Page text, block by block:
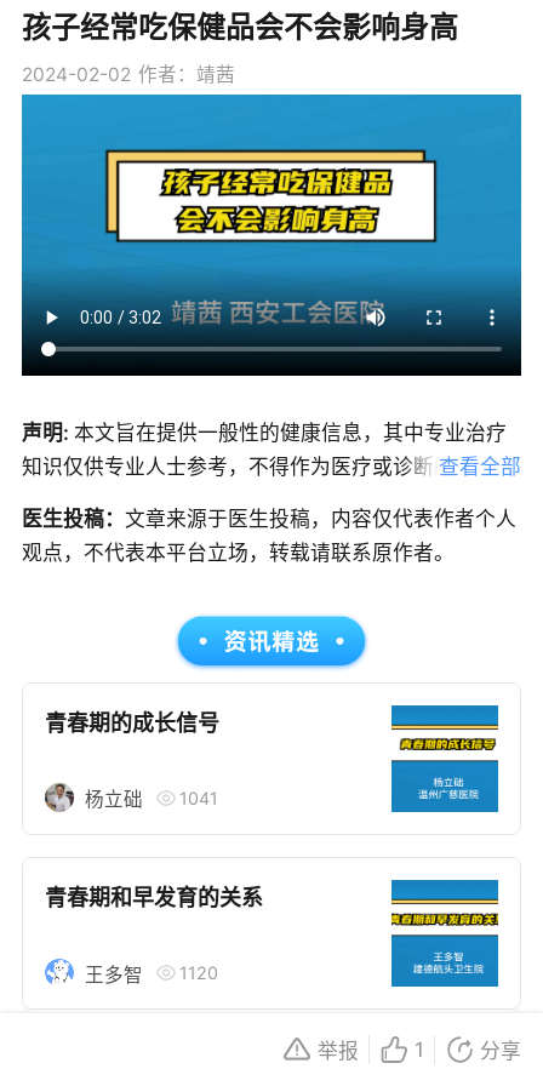
孩子经常吃保健品会不会影响身高
2024-02-02 作者：靖茜
声明: 本文旨在提供一般性的健康信息，其中专业治疗
知识仅供专业人士参考，不得作为医疗或诊断的依据，
息的准确性，但本文中的信息可能不全面，也可能不适
用于所有个体的特定健康状况。读者在做出任何健康决
采取的任何行动，本文作者、出版方或任何相关第三方
不承担任何责任。若身体不适或需要咨询专业医疗问
题，请前往专业医疗机构或咨询专业的医疗人员。
查看全部
医生投稿： 文章来源于医生投稿，内容仅代表作者个人
观点，不代表本平台立场，转载请联系原作者。
青春期的成长信号
杨立础 1041
青春期和早发育的关系
王多智 1120
为什么儿童性发育时间越来越早了
举报 1 分享